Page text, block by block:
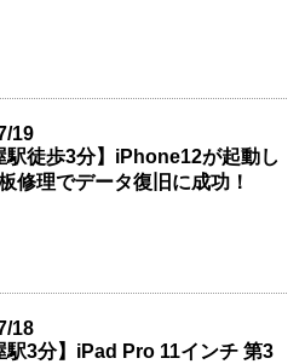
19
駅徒歩3分】iPhone12が起動し
修理でデータ復旧に成功！
18
駅3分】iPad Pro 11インチ 第3